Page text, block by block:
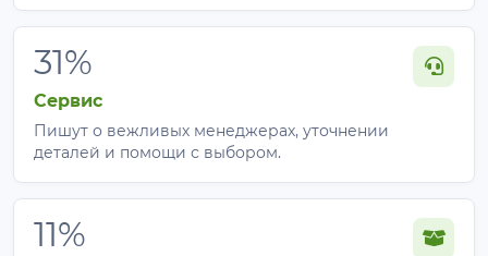
31%
Сервис
Пишут о вежливых менеджерах, уточнении
деталей и помощи с выбором.
11%